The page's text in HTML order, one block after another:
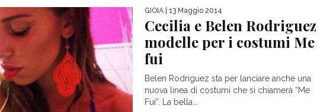
GIOIA | 13 Maggio 2014
Cecilia e Belen Rodriguez
modelle per i costumi Me
fui
Belen Rodriguez sta per lanciare anche una
nuova linea di costumi che si chiamerà “Me
Fui”. La bella...